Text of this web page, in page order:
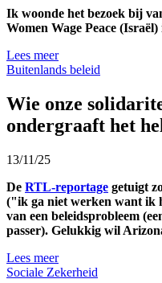
Ik woonde het bezoek bij
Women Wage Peace (Israël)
Lees meer
Buitenlands beleid
Wie onze
ondergraaft het
13/11/25
De RTL-reportage getuigt
("ik ga niet werken want ik
van een beleidsprobleem
passer). Gelukkig wil
Lees meer
Sociale Zekerheid